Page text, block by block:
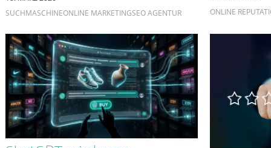
digitale Sichtbarkeit neu
definiert
12. FEBRUAR 2026
GEO
SEO in
werden